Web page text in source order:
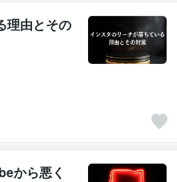
理由とその
から悪く